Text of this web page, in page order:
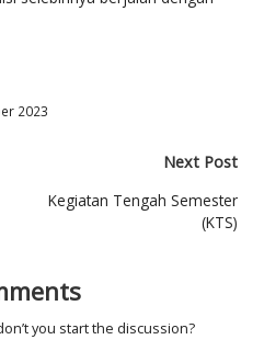
2023
Next Post
Kegiatan Tengah Semester
(KTS)
you start the discussion?